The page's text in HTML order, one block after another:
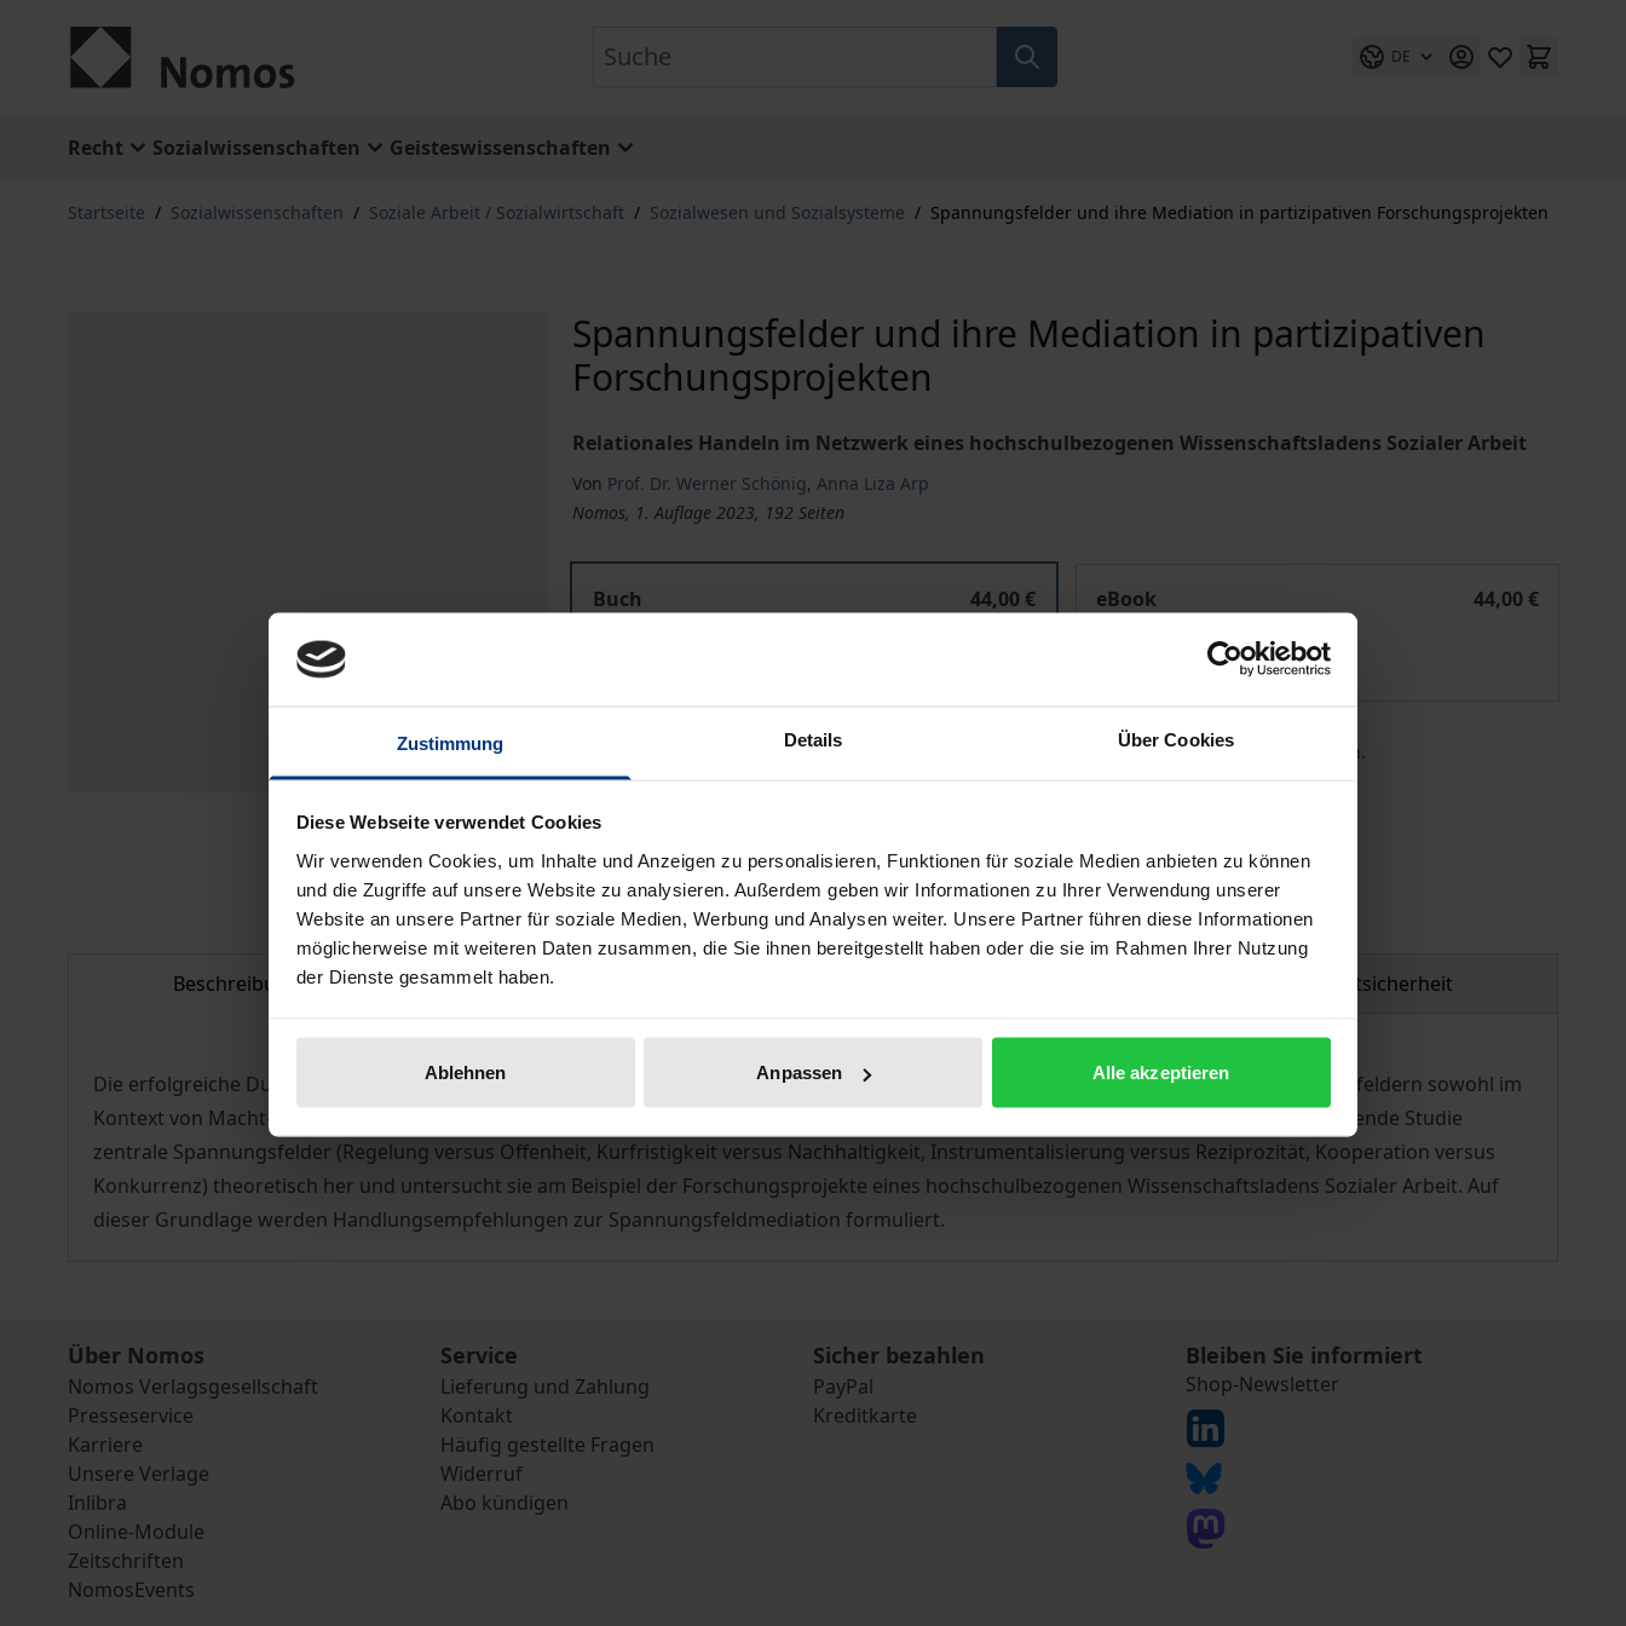
Zustimmung Details Über Cookies
Diese Webseite verwendet Cookies
Wir verwenden Cookies, um Inhalte und Anzeigen zu personalisieren, Funktionen für soziale Medien anbieten zu können
und die Zugriffe auf unsere Website zu analysieren. Außerdem geben wir Informationen zu Ihrer Verwendung unserer
Website an unsere Partner für soziale Medien, Werbung und Analysen weiter. Unsere Partner führen diese Informationen
möglicherweise mit weiteren Daten zusammen, die Sie ihnen bereitgestellt haben oder die sie im Rahmen Ihrer Nutzung
der Dienste gesammelt haben.
Ablehnen Anpassen Alle akzeptieren
DE
Recht Sozialwissenschaften Geisteswissenschaften
Startseite / Sozialwissenschaften / Soziale Arbeit / Sozialwirtschaft / Sozialwesen und Sozialsysteme / Spannungsfelder und ihre Mediation in partizipativen Forschungsprojekten
Spannungsfelder und ihre Mediation in partizipativen
Forschungsprojekten
Relationales Handeln im Netzwerk eines hochschulbezogenen Wissenschaftsladens Sozialer Arbeit
Von Prof. Dr. Werner Schönig,Anna Liza Arp
Nomos, 1. Auflage 2023, 192 Seiten
Buch
44,00 €
eBook
44,00 €
ISBN 978-3-7489-3808-8
Preisangaben inkl. MwSt. Abhängig von der Lieferadresse kann die MwSt. an der Kasse variieren.
Hinweise zu Versandkosten
Beschreibung Bibliografische Angaben Produktsicherheit
Die erfolgreiche Durchführung von Wissenschaftsladenprojekten mit partizipativem Anspruch erfordert die Balancierung von Spannungsfeldern sowohl im
Kontext von Macht- und Beziehungskonstellationen als auch von (Innovations-)Netzwerken. Ausgehend von dieser These leitet die vorliegende Studie
zentrale Spannungsfelder (Regelung versus Offenheit, Kurfristigkeit versus Nachhaltigkeit, Instrumentalisierung versus Reziprozität, Kooperation versus
Konkurrenz) theoretisch her und untersucht sie am Beispiel der Forschungsprojekte eines hochschulbezogenen Wissenschaftsladens Sozialer Arbeit. Auf
dieser Grundlage werden Handlungsempfehlungen zur Spannungsfeldmediation formuliert.
Über Nomos
Nomos Verlagsgesellschaft
Presseservice
Karriere
Unsere Verlage
Inlibra
Online-Module
Zeitschriften
NomosEvents
Service
Lieferung und Zahlung
Kontakt
Häufig gestellte Fragen
Widerruf
Abo kündigen
Sicher bezahlen
PayPal
Kreditkarte
Bleiben Sie informiert
Shop-Newsletter